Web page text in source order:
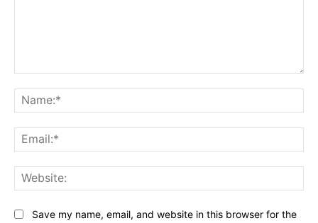
Save my name, email, and website in this browser for the